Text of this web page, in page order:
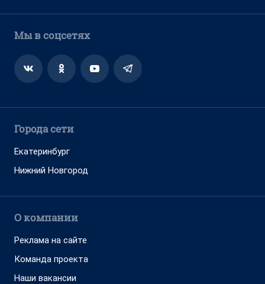
Мы в соцсетях
Города сети
Екатеринбург
Нижний Новгород
О компании
Реклама на сайте
Команда проекта
Наши вакансии